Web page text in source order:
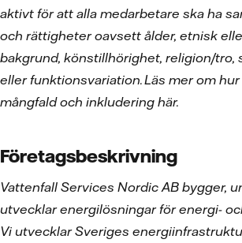
aktivt för att alla medarbetare ska ha
och rättigheter oavsett ålder, etnisk
bakgrund, könstillhörighet, religion/tro,
eller funktionsvariation. Läs mer om
mångfald och inkludering här.
Företagsbeskrivning
Vattenfall Services Nordic AB bygger,
utvecklar energilösningar för energi-
Vi utvecklar Sveriges